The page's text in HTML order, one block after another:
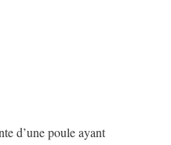
d’une poule ayant